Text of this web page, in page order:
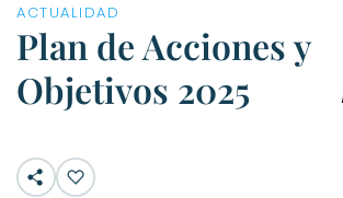
ACTUALIDAD
Plan de Acciones y
Objetivos 2025